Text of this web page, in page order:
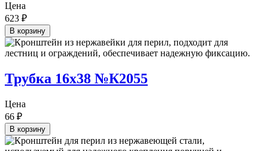
Цена
623 ₽
В корзину
Трубка 16х38 №К2055
Цена
66 ₽
В корзину